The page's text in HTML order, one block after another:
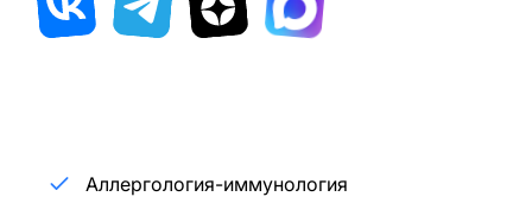
Аллергология-иммунология